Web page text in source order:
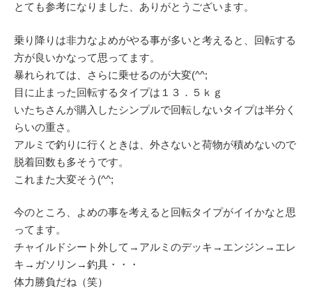
とても参考になりました、ありがとうございます。
乗り降りは非力なよめがやる事が多いと考えると、回転する
方が良いかなって思ってます。
暴れられては、さらに乗せるのが大変(^^;
目に止まった回転するタイプは１３．５ｋｇ
いたちさんが購入したシンプルで回転しないタイプは半分く
らいの重さ。
アルミで釣りに行くときは、外さないと荷物が積めないので
脱着回数も多そうです。
これまた大変そう(^^;
今のところ、よめの事を考えると回転タイプがイイかなと思
ってます。
チャイルドシート外して→アルミのデッキ→エンジン→エレ
キ→ガソリン→釣具・・・
体力勝負だね（笑）